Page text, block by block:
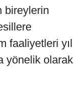
bireylerin
faaliyetleri yıl
yönelik olarak